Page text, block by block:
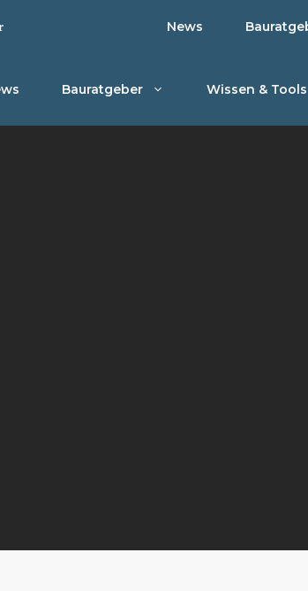
News
Bauratgeber Wissen & Tools